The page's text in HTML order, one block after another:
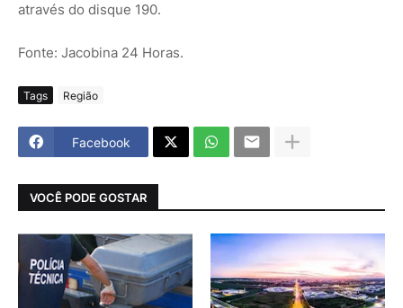
através do disque 190.
Fonte: Jacobina 24 Horas.
Tags Região
Facebook
VOCÊ PODE GOSTAR